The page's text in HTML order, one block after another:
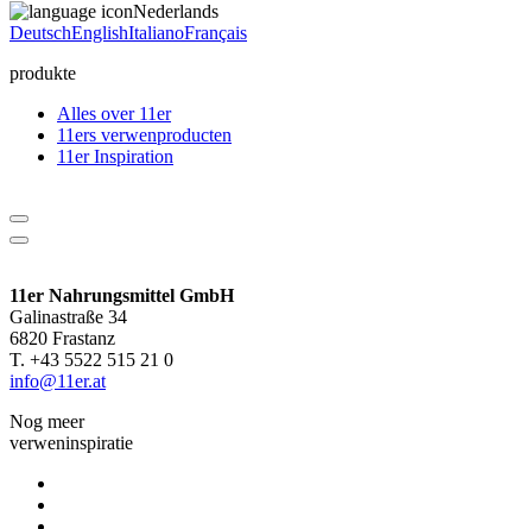
Nederlands
DeutschEnglishItalianoFrançais
produkte
Alles over 11er
11ers verwenproducten
11er Inspiration
11er Nahrungsmittel GmbH
Galinastraße 34
6820 Frastanz
T. +43 5522 515 21 0
info@11er.at
Nog meer
verweninspiratie